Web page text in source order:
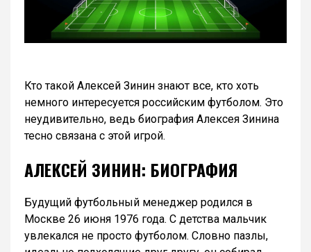
Кто такой Алексей Зинин знают все, кто хоть
немного интересуется российским футболом. Это
неудивительно, ведь биография Алексея Зинина
тесно связана с этой игрой.
АЛЕКСЕЙ ЗИНИН: БИОГРАФИЯ
Будущий футбольный менеджер родился в
Москве 26 июня 1976 года. С детства мальчик
увлекался не просто футболом. Словно пазлы,